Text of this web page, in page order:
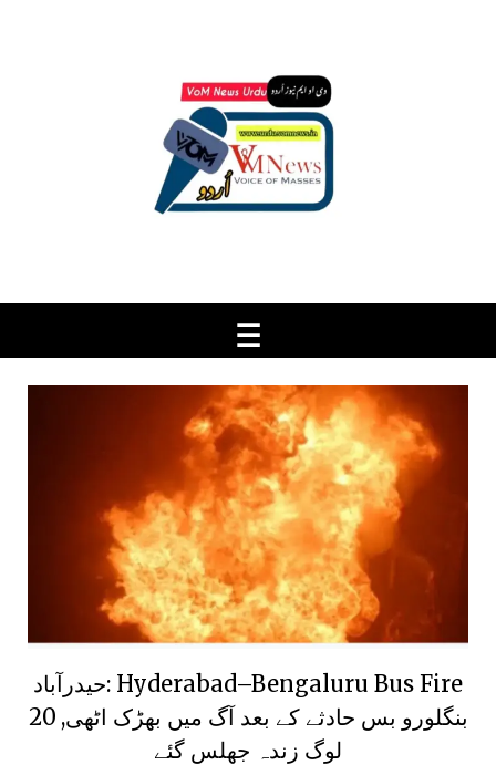
Hyderabad–Bengaluru Bus Fire :حیدرآباد
بنگلورو بس حادثے کے بعد آگ میں بھڑک اٹھی, 20
لوگ زندہ جھلس گئے